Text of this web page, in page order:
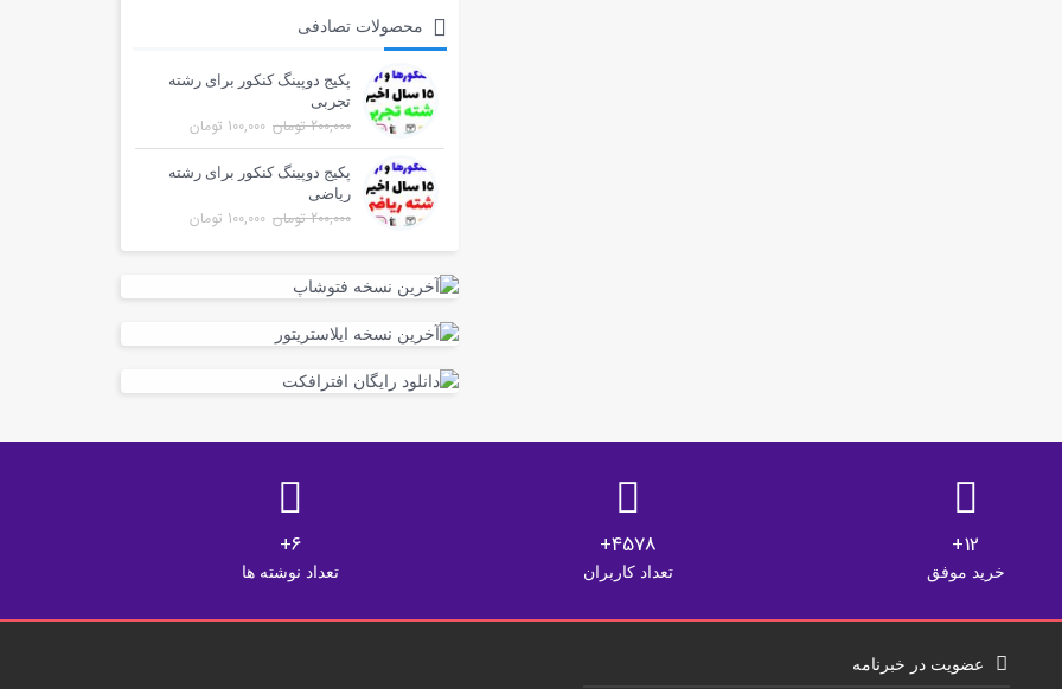
محصولات تصادفی
پکیج دوپینگ کنکور برای رشته
تجربی
200,000 تومان 100,000 تومان
پکیج دوپینگ کنکور برای رشته
ریاضی
200,000 تومان 100,000 تومان
12+
خرید موفق
4578+
تعداد کاربران
6+
تعداد نوشته ها
عضویت در خبرنامه